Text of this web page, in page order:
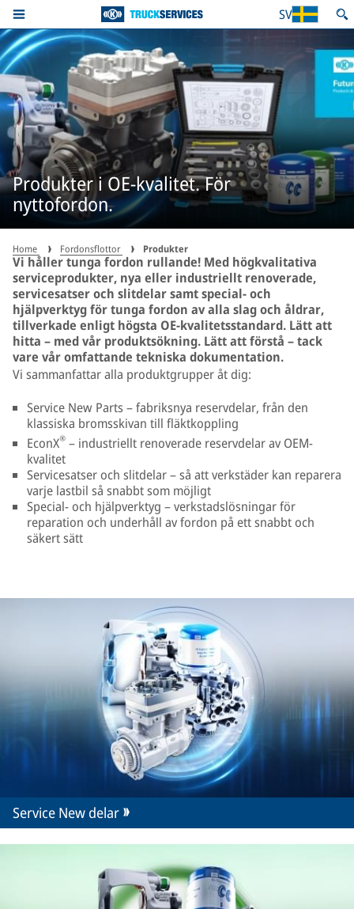
SV
Produkter i OE-kvalitet. För
nyttofordon.
Home Fordonsflottor Produkter
Vi håller tunga fordon rullande! Med högkvalitativa
serviceprodukter, nya eller industriellt renoverade,
servicesatser och slitdelar samt special- och
hjälpverktyg för tunga fordon av alla slag och åldrar,
tillverkade enligt högsta OE-kvalitetsstandard. Lätt att
hitta – med vår produktsökning. Lätt att förstå – tack
vare vår omfattande tekniska dokumentation.
Vi sammanfattar alla produktgrupper åt dig:
Service New Parts – fabriksnya reservdelar, från den
klassiska bromsskivan till fläktkoppling
EconX® – industriellt renoverade reservdelar av OEM-
kvalitet
Servicesatser och slitdelar – så att verkstäder kan reparera
varje lastbil så snabbt som möjligt
Special- och hjälpverktyg – verkstadslösningar för
reparation och underhåll av fordon på ett snabbt och
säkert sätt
Service New delar